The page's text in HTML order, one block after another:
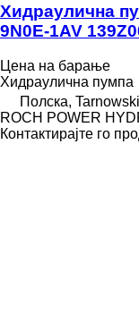
Хидраулична
9N0E-1AV
Цена на барање
Хидраулична пумпа
Полска,
ROCH POWER
Контактирајте го